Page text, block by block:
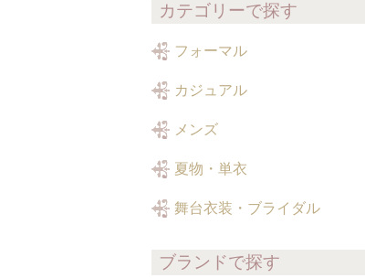
カテゴリーで探す
フォーマル
カジュアル
メンズ
夏物・単衣
舞台衣装・ブライダル
ブランドで探す